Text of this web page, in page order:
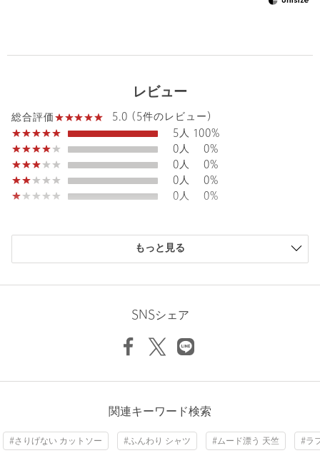
の品名/品番をお申し付けください。
商品詳細
注文キャンセル
返品 対象商品
裾上げ 対象外商品
トップス シャツ / ブラウス
日本製
商品番号 5627-2-000001
レビュー
総合評価
5.0 (5件のレビュー)
5人 100%
0人
0%
0人
0%
0人
0%
0人
0%
購入サイズ：FREE
｜
購入カラー：NATURAL
もっと見る
SNSシェア
関連キーワード検索
#さりげない カットソー #ふんわり シャツ #ムード漂う 天竺 #ラ